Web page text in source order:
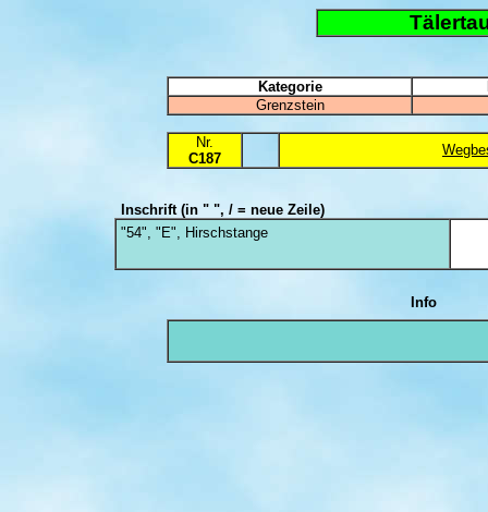
Kategorie
Grenzstein
Nr.
C187
Inschrift(in " ", / = neue Zeile)
"54", "E", Hirschstange
Info